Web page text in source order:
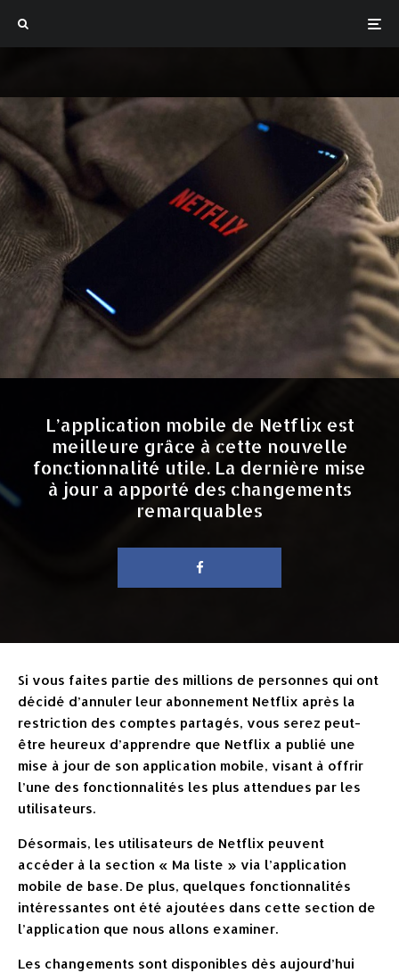
L’application mobile de Netflix est
meilleure grâce à cette nouvelle
fonctionnalité utile. La dernière mise
à jour a apporté des changements
remarquables
Si vous faites partie des millions de personnes qui ont
décidé d’annuler leur abonnement Netflix après la
restriction des comptes partagés, vous serez peut-
être heureux d’apprendre que Netflix a publié une
mise à jour de son application mobile, visant à offrir
l’une des fonctionnalités les plus attendues par les
utilisateurs.
Désormais, les utilisateurs de Netflix peuvent
accéder à la section « Ma liste » via l’application
mobile de base. De plus, quelques fonctionnalités
intéressantes ont été ajoutées dans cette section de
l’application que nous allons examiner.
Les changements sont disponibles dès aujourd’hui